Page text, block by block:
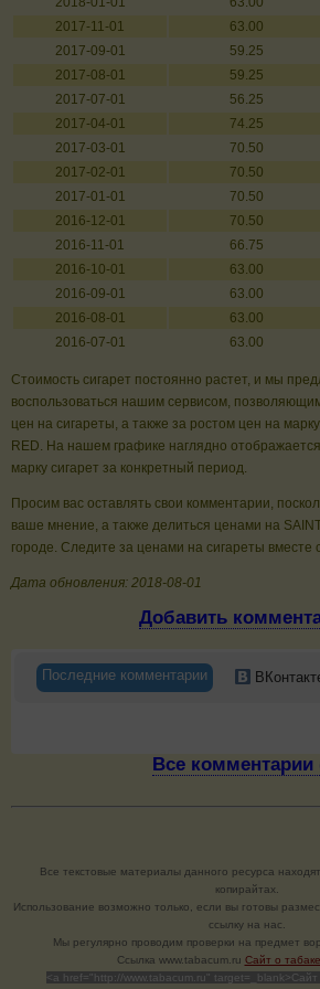
2017-11-01
63.00
2017-09-01
59.25
2017-08-01
59.25
2017-07-01
56.25
2017-04-01
74.25
2017-03-01
70.50
2017-02-01
70.50
2017-01-01
70.50
2016-12-01
70.50
2016-11-01
66.75
2016-10-01
63.00
2016-09-01
63.00
2016-08-01
63.00
2016-07-01
63.00
Стоимость сигарет постоянно растет, и мы
воспользоваться нашим сервисом,
цен на сигареты, а также за ростом цен на
RED. На нашем графике наглядно
марку сигарет за конкретный период.
Просим вас оставлять свои комментарии,
ваше мнение, а также делиться ценами на
городе. Следите за ценами на сигареты вместе
Дата обновления: 2018-08-01
Добавить
Последние комментарии
Все комментарии
Все текстовые материалы данного ресурса
копирайтах.
Использование возможно только, если вы готовы
ссылку на нас.
Мы регулярно проводим проверки на предмет
Cсылка www.tabacum.ru Сайт о
<a href="http://www.tabacum.ru"